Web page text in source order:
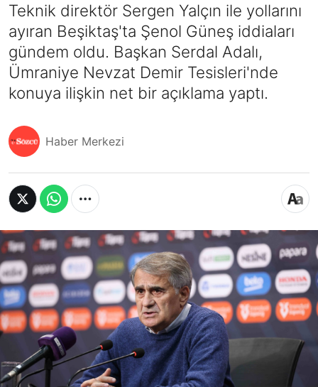
Teknik direktör Sergen Yalçın ile yollarını
ayıran Beşiktaş'ta Şenol Güneş iddiaları
gündem oldu. Başkan Serdal Adalı,
Ümraniye Nevzat Demir Tesisleri'nde
konuya ilişkin net bir açıklama yaptı.
Haber Merkezi